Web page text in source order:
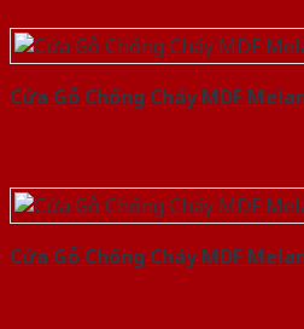
Cửa Gỗ Chống Cháy MDF
Cửa Gỗ Chống Cháy MDF